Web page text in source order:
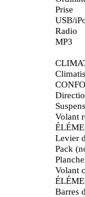
Prise
USB/
Radio
MP3
Volant
Levier
Pack
Volant
Barres